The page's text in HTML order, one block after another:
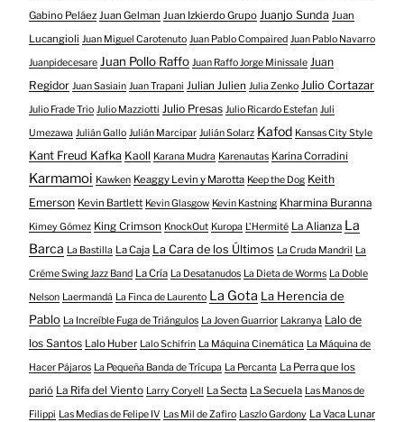
Gabino Peláez Juan Gelman Juan Izkierdo Grupo Juanjo Sunda Juan
Lucangioli Juan Miguel Carotenuto Juan Pablo Compaired Juan Pablo Navarro
Juanpidecesare Juan Pollo Raffo Juan Raffo Jorge Minissale Juan
Regidor Juan Sasiain Juan Trapani Julian Julien Julia Zenko Julio Cortazar
Julio Frade Trio Julio Mazziotti Julio Presas Julio Ricardo Estefan Juli
Umezawa Julián Gallo Julián Marcipar Julián Solarz Kafod Kansas City Style
Kant Freud Kafka Kaoll Karana Mudra Karenautas Karina Corradini
Karmamoi Kawken Keaggy Levin y Marotta Keep the Dog Keith
Emerson Kevin Bartlett Kevin Glasgow Kevin Kastning Kharmina Buranna
Kimey Gómez King Crimson KnockOut Kuropa L'Hermité La Alianza La
Barca La Bastilla La Caja La Cara de los Últimos La Cruda Mandril
La
Créme Swing Jazz Band La Cría La Desatanudos La Dieta de Worms La Doble
Nelson Laermandá La Finca de Laurento La Gota La Herencia de
Pablo La Increíble Fuga de Triángulos La Joven Guarrior Lakranya Lalo de
los Santos Lalo Huber Lalo Schifrin La Máquina Cinemática La Máquina de
Hacer Pájaros La Pequeña Banda de Trícupa La Percanta La Perra que los
parió La Rifa del Viento Larry Coryell La Secta La Secuela Las Manos de
Filippi Las Medias de Felipe IV Las Mil de Zafiro Laszlo Gardony La Vaca Lunar